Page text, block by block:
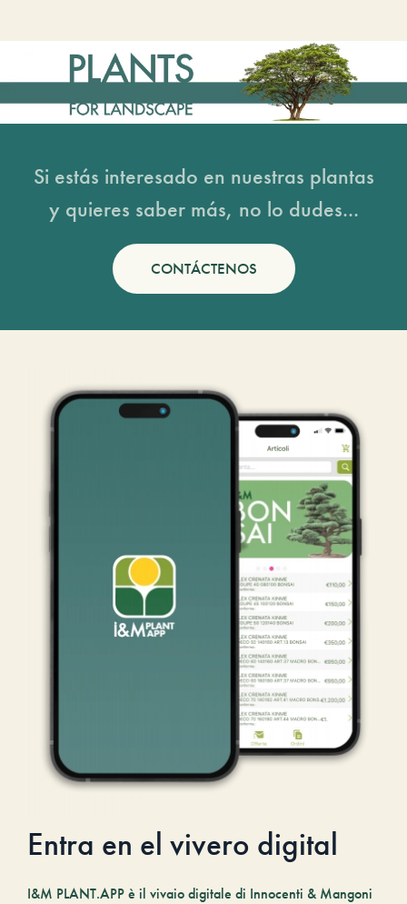
Si estás interesado en nuestras plantas
y quieres saber más, no lo dudes...
CONTÁCTENOS
Entra en el vivero digital
I&M PLANT.APP è il vivaio digitale di Innocenti & Mangoni